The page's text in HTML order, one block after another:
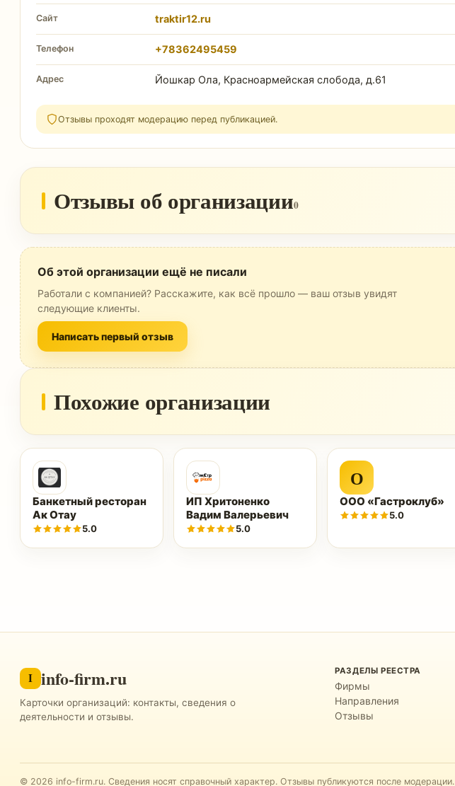
Сайт traktir12.ru
Телефон +78362495459
Адрес Йошкар Ола, Красноармейская слобода, д.61
Отзывы проходят модерацию перед публикацией.
Отзывы об организации0
Об этой организации ещё не писали
Работали с компанией? Расскажите, как всё прошло — ваш отзыв увидят
следующие клиенты.
Написать первый отзыв
Похожие организации
Банкетный ресторан
Ак Отау
5.0
ИП Хритоненко
Вадим Валерьевич
5.0
О
ООО «Гастроклуб»
5.0
I info-firm.ru
Карточки организаций: контакты, сведения о
деятельности и отзывы.
РАЗДЕЛЫ РЕЕСТРА
Фирмы
Направления
Отзывы
© 2026 info-firm.ru. Сведения носят справочный характер. Отзывы публикуются после модерации.